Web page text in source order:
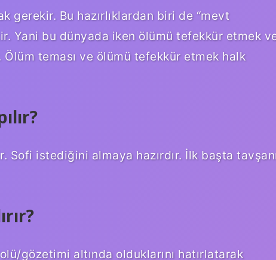
gerekir. Bu hazırlıklardan biri de “mevt
Yani bu dünyada iken ölümü tefekkür etmek
teması ve ölümü tefekkür etmek halk
Sofi istediğini almaya hazırdır. İlk başta
gözetimi altında olduklarını hatırlatarak